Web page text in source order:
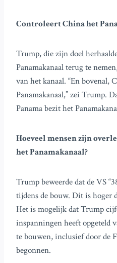
Controleert China het
Trump, die zijn doel
Panamakanaal terug te
van het kanaal. “En bovenal,
Panamakanaal,” zei Trump.
Panama bezit het
Hoeveel mensen zijn
het Panamakanaal?
Trump beweerde dat de VS
tijdens de bouw. Dit is hoger
Het is mogelijk dat Trump
inspanningen heeft opgeteld
te bouwen, inclusief door de
begonnen.